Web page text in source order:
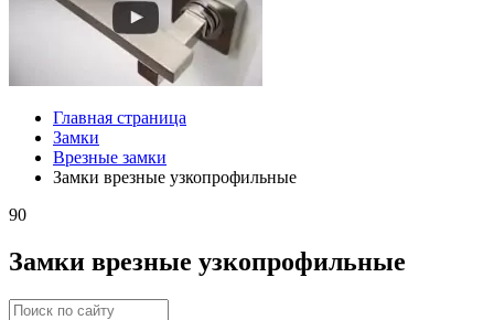
Главная страница
Замки
Врезные замки
Замки врезные узкопрофильные
90
Замки врезные узкопрофильные